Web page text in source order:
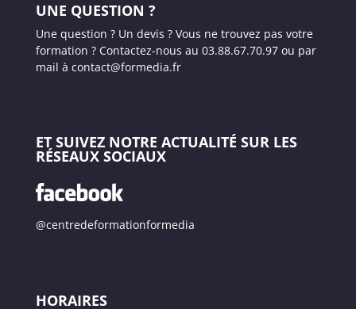
UNE QUESTION ?
Une question ? Un devis ? Vous ne trouvez pas votre
formation ? Contactez-nous au 03.88.67.70.97 ou par
mail à contact@formedia.fr
ET SUIVEZ NOTRE ACTUALITÉ SUR LES
RÉSEAUX SOCIAUX
@centredeformationformedia
HORAIRES